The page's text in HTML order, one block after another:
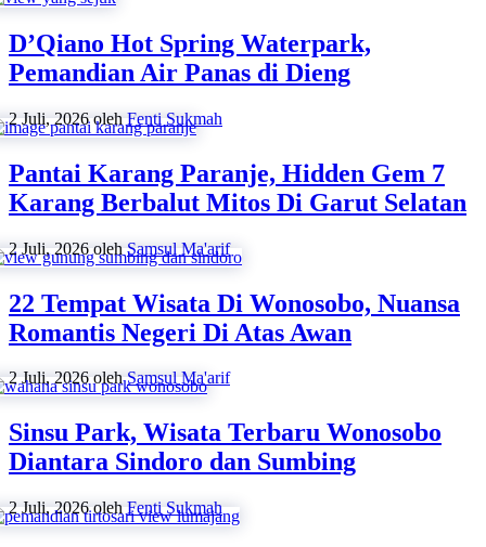
D’Qiano Hot Spring Waterpark,
Pemandian Air Panas di Dieng
2 Juli, 2026 olehFenti Sukmah
Pantai Karang Paranje, Hidden Gem 7
Karang Berbalut Mitos Di Garut Selatan
2 Juli, 2026 olehSamsul Ma'arif
22 Tempat Wisata Di Wonosobo, Nuansa
Romantis Negeri Di Atas Awan
2 Juli, 2026 olehSamsul Ma'arif
Sinsu Park, Wisata Terbaru Wonosobo
Diantara Sindoro dan Sumbing
2 Juli, 2026 olehFenti Sukmah